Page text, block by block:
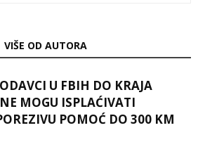
VIŠE OD AUTORA
U FBIH DO KRAJA
MOGU ISPLAĆIVATI
POMOĆ DO 300 KM